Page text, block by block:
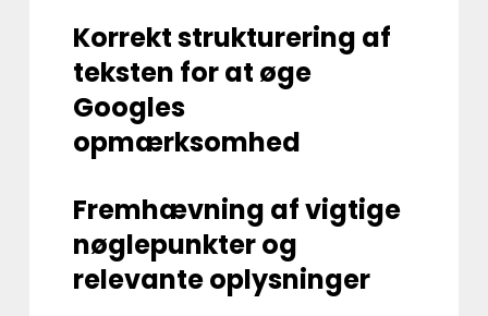
Korrekt strukturering af
teksten for at øge
Googles
opmærksomhed
Fremhævning af vigtige
nøglepunkter og
relevante oplysninger